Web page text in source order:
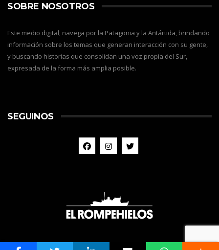
SOBRE NOSOTROS
Este medio digital, navega por la Patagonia y la Antártida, brindando
información sobre los temas que generan interacción con su gente,
y buscando historias que consolidan una voz propia del Sur,
expresada de la forma más amplia posible.
SEGUINOS